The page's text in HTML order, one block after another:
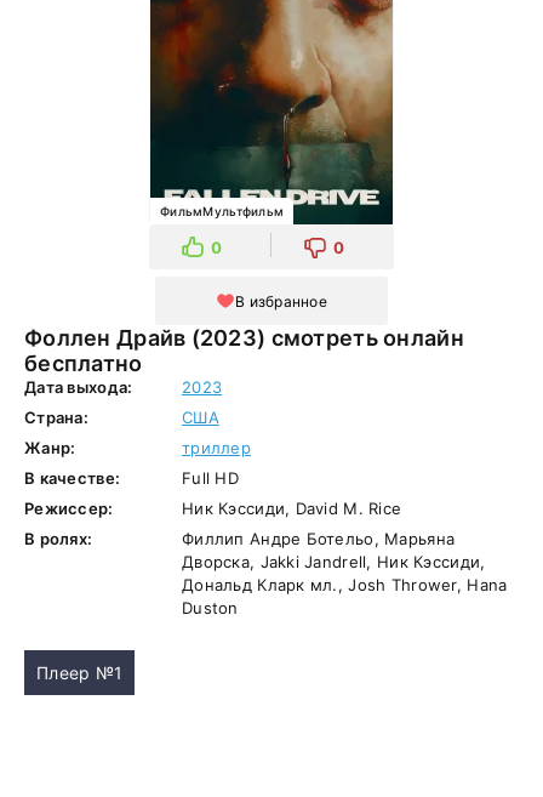
Фоллен Драйв (2023) смотреть онлайн
бесплатно
ФильмМультфильм
0 0
В избранное
Дата выхода:
2023
Страна:
США
Жанр:
триллер
В качестве:
Full HD
Режиссер:
Ник Кэссиди, David M. Rice
В ролях:
Филлип Андре Ботельо, Марьяна
Дворска, Jakki Jandrell, Ник Кэссиди,
Дональд Кларк мл., Josh Thrower, Hana
Duston
Плеер №1